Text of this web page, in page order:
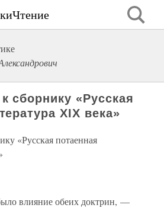
сборнику «Русская
XIX века»
«Русская потаенная
влияние обеих доктрин, —